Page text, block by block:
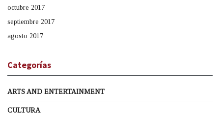
octubre 2017
septiembre 2017
agosto 2017
Categorías
ARTS AND ENTERTAINMENT
CULTURA